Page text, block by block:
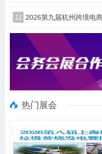
11 2026第九届杭州跨境电
热门展会